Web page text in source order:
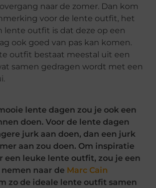
naar de zomer. Dan kom
voor de lente outfit, het
lente outfit is dat deze op een
ook goed van pas kan komen.
outfit bestaat meestal uit een
samen gedragen wordt met een
lente dagen zou je ook een
doen. Voor de lente dagen
jurk aan doen, dan een jurk
aan zou doen. Om inspiratie
een leuke lente outfit, zou je een
naar de Marc Cain
zo de ideale lente outfit samen